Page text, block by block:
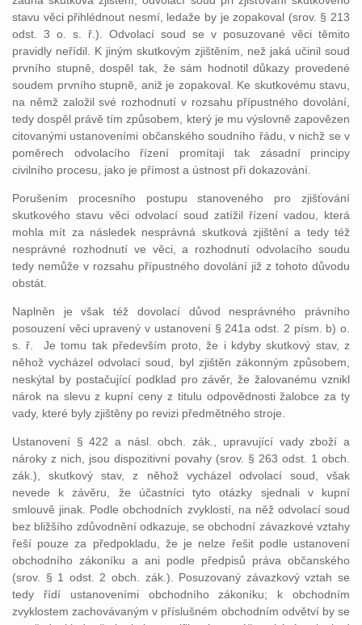
stavu věci přihlédnout nesmí, ledaže by je zopakoval (srov. § 213
odst. 3 o. s. ř.). Odvolací soud se v posuzované věci těmito
pravidly neřídil. K jiným skutkovým zjištěním, než jaká učinil soud
prvního stupně, dospěl tak, že sám hodnotil důkazy provedené
soudem prvního stupně, aniž je zopakoval. Ke skutkovému stavu,
na němž založil své rozhodnutí v rozsahu přípustného dovolání,
tedy dospěl právě tím způsobem, který je mu výslovně zapovězen
citovanými ustanoveními občanského soudního řádu, v nichž se v
poměrech odvolacího řízení promítají tak zásadní principy
civilního procesu, jako je přímost a ústnost při dokazování.
Porušením procesního postupu stanoveného pro zjišťování
skutkového stavu věci odvolací soud zatížil řízení vadou, která
mohla mít za následek nesprávná skutková zjištění a tedy též
nesprávné rozhodnutí ve věci, a rozhodnutí odvolacího soudu
tedy nemůže v rozsahu přípustného dovolání již z tohoto důvodu
obstát.
Naplněn je však též dovolací důvod nesprávného právního
posouzení věci upravený v ustanovení § 241a odst. 2 písm. b) o.
s. ř. Je tomu tak především proto, že i kdyby skutkový stav, z
něhož vycházel odvolací soud, byl zjištěn zákonným způsobem,
neskýtal by postačující podklad pro závěr, že žalovanému vznikl
nárok na slevu z kupní ceny z titulu odpovědnosti žalobce za ty
vady, které byly zjištěny po revizi předmětného stroje.
Ustanovení § 422 a násl. obch. zák., upravující vady zboží a
nároky z nich, jsou dispozitivní povahy (srov. § 263 odst. 1 obch.
zák.), skutkový stav, z něhož vycházel odvolací soud, však
nevede k závěru, že účastníci tyto otázky sjednali v kupní
smlouvě jinak. Podle obchodních zvyklostí, na něž odvolací soud
bez bližšího zdůvodnění odkazuje, se obchodní závazkové vztahy
řeší pouze za předpokladu, že je nelze řešit podle ustanovení
obchodního zákoníku a ani podle předpisů práva občanského
(srov. § 1 odst. 2 obch. zák.). Posuzovaný závazkový vztah se
tedy řídí ustanoveními obchodního zákoníku; k obchodním
zvyklostem zachovávaným v příslušném obchodním odvětví by se